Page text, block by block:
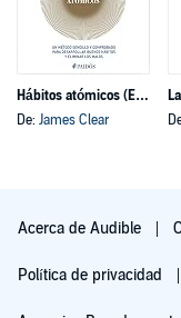
Hábitos atómicos (Español neutro)
De: James Clear
Acerca de Audible
Política de privacidad